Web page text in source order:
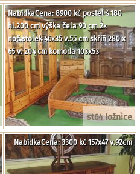
st64 ložnice
NabídkaCena: 8900 kč postel š.180
hl.200 cm výška čela 90 cm 2x
noč.stolek 46x35 v.55 cm skříň 280 x
65 v. 204 cm komoda 103x53
NabídkaCena: 3300 kč 157x47 v.92cm